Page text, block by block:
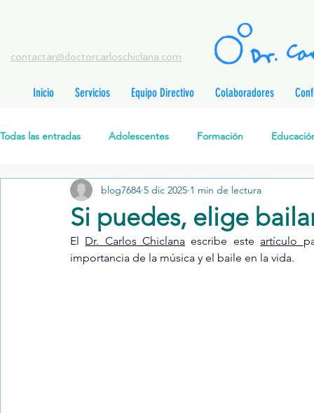
contactar@doctorcarloschiclana.com
Inicio Servicios Equipo Directivo Colaboradores
Todas las entradas Adolescentes Formación
Salud Mental Perinatal Psicoterapia Cognitivo-Analítica
Formación profesionales Jóvenes Desarrollo personal
Si puedes, elige
blog7684 5 dic 2025 1 min de lectura
El Dr. Carlos Chiclana escribe este artículo
importancia de la música y el baile en la vida.